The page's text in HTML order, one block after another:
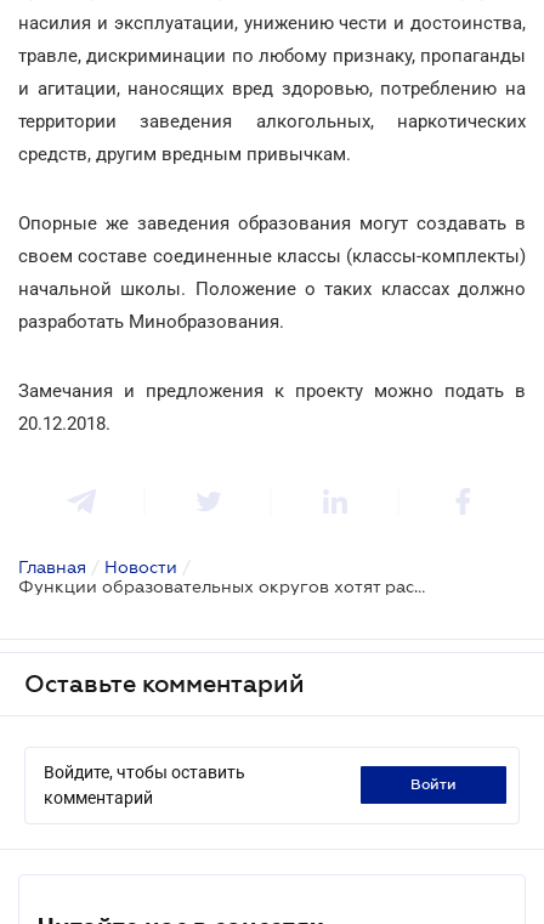
насилия и эксплуатации, унижению чести и достоинства,
травле, дискриминации по любому признаку, пропаганды
и агитации, наносящих вред здоровью, потреблению на
территории заведения алкогольных, наркотических
средств, другим вредным привычкам.
Опорные же заведения образования могут создавать в
своем составе соединенные классы (классы-комплекты)
начальной школы. Положение о таких классах должно
разработать Минобразования.
Замечания и предложения к проекту можно подать в
20.12.2018.
Главная / Новости /
Функции образовательных округов хотят расширить
Оставьте комментарий
Войдите, чтобы оставить
комментарий
войти